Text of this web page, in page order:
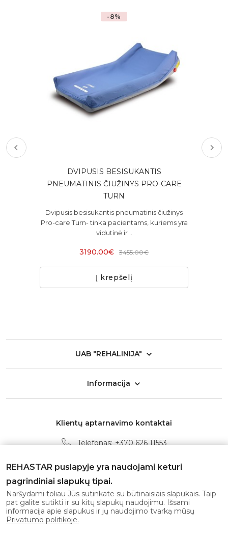
-8%
DVIPUSIS BESISUKANTIS
PNEUMATINIS ČIUŽINYS PRO-CARE
TURN
Dvipusis besisukantis pneumatinis čiužinys
Pro-care Turn- tinka pacientams, kuriems yra
vidutinė ir ..
3190.00€ 3455.00€
Į krepšelį
UAB "REHALINIJA"
Informacija
Klientų aptarnavimo kontaktai
Telefonas: +370 626 11553
Darbo laikas: I-V 08:00 - 17:00
Gaukite naujausius pasiūlymus pirmi!
REHASTAR puslapyje yra naudojami keturi
pagrindiniai slapukų tipai.
Naršydami toliau Jūs sutinkate su būtinaisiais slapukais. Taip
pat galite sutikti ir su kitų slapukų naudojimu. Išsami
informacija apie slapukus ir jų naudojimo tvarką mūsų
Privatumo politikoje.